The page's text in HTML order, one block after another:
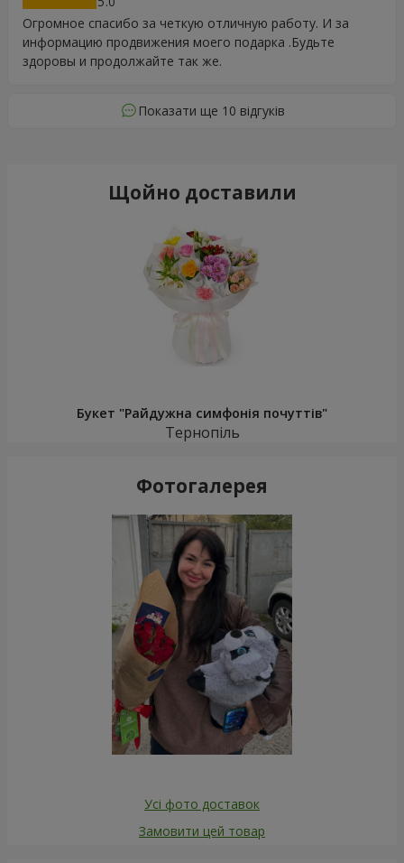
Огромное спасибо за четкую отличную работу. И за
информацию продвижения моего подарка .Будьте
здоровы и продолжайте так же.
Показати ще 10 відгуків
Щойно доставили
Букет "Райдужна симфонія почуттів"
Тернопіль
Фотогалерея
Усі фото доставок
Замовити цей товар